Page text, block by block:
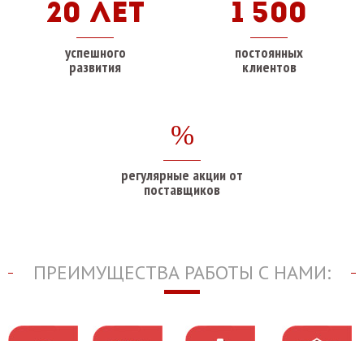
20 лет
успешного
развития
1 500
постоянных
клиентов
%
регулярные акции от
поставщиков
ПРЕИМУЩЕСТВА РАБОТЫ С НАМИ: